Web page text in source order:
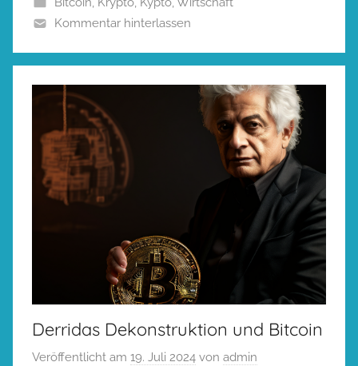
Kommentar hinterlassen
Derridas Dekonstruktion und Bitcoin
Veröffentlicht am 19. Juli 2024 von admin